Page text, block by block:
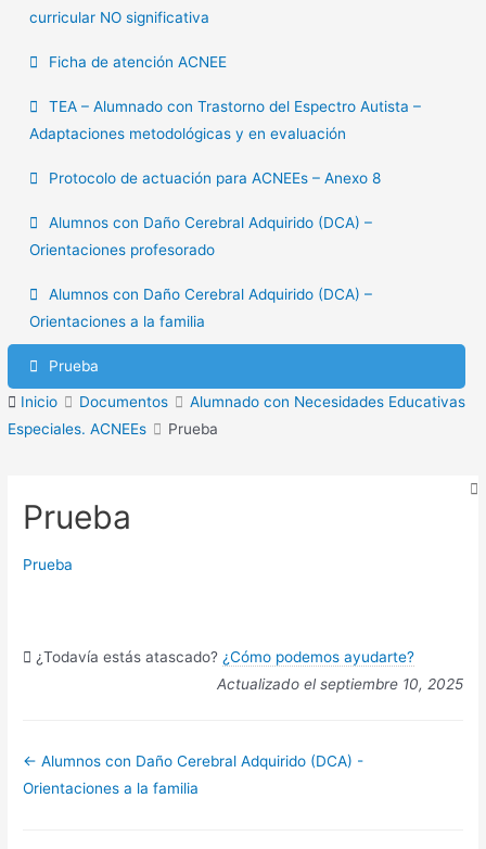
curricular NO significativa
Ficha de atención ACNEE
TEA – Alumnado con Trastorno del Espectro Autista –
Adaptaciones metodológicas y en evaluación
Protocolo de actuación para ACNEEs – Anexo 8
Alumnos con Daño Cerebral Adquirido (DCA) –
Orientaciones profesorado
Alumnos con Daño Cerebral Adquirido (DCA) –
Orientaciones a la familia
Prueba
Inicio Documentos
Alumnado con Necesidades Educativas
Especiales. ACNEEs
Prueba
Prueba
Prueba
¿Todavía estás atascado? ¿Cómo podemos ayudarte?
Actualizado el septiembre 10, 2025
Navegación
de
← Alumnos con Daño Cerebral Adquirido (DCA) -
Orientaciones a la familia